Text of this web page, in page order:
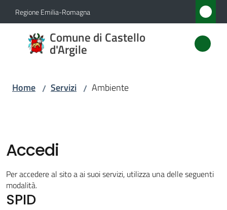
Vai al contenuto
Vai alla navigazione
Vai al footer
Regione Emilia-Romagna
Comune di Castello
d'Argile
Comune
di
Novità
Servizi
Menu selezionato
Home / Servizi / Ambiente
Accedi
Per accedere al sito a ai suoi servizi, utilizza una delle seguenti
modalità.
SPID